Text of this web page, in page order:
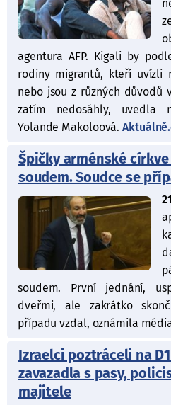
agentura AFP. Kigali by
rodiny migrantů, kteří uvízli
nebo jsou z různých důvodů
zatím nedosáhly, uvedla
Yolande Makoloová.
Špičky arménské
soudem. Soudce se
soudem. První jednání,
dveřmi, ale zakrátko
případu vzdal, oznámila
Izraelci poztráceli na
zavazadla s pasy,
majitele